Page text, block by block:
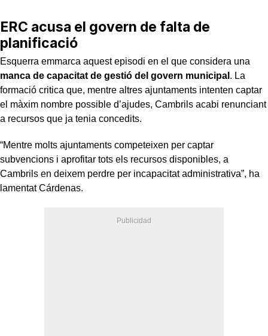
ERC acusa el govern de falta de
planificació
Esquerra emmarca aquest episodi en el que considera una
manca de capacitat de gestió del govern municipal . La
formació critica que, mentre altres ajuntaments intenten captar
el màxim nombre possible d’ajudes, Cambrils acabi renunciant
a recursos que ja tenia concedits.
“Mentre molts ajuntaments competeixen per captar
subvencions i aprofitar tots els recursos disponibles, a
Cambrils en deixem perdre per incapacitat administrativa”, ha
lamentat Cárdenas.